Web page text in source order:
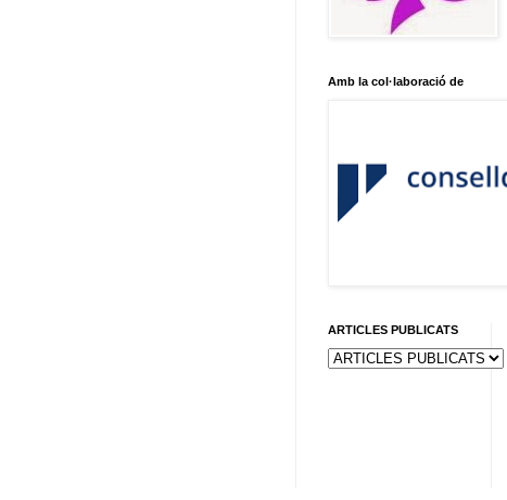
Amb la col·laboració de
ARTICLES PUBLICATS